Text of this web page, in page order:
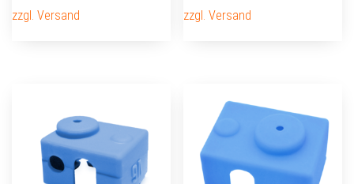
zzgl. Versand zzgl. Versand